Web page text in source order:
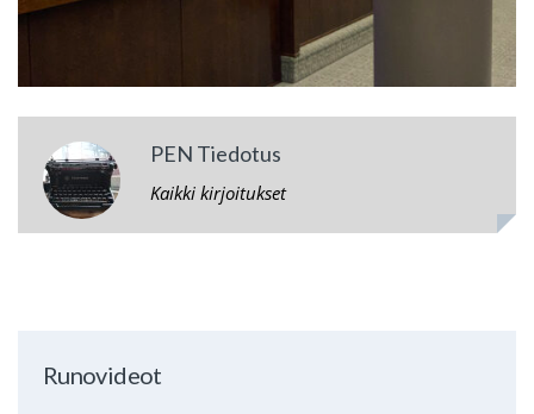
PEN Tiedotus
Kaikki kirjoitukset
Runovideot